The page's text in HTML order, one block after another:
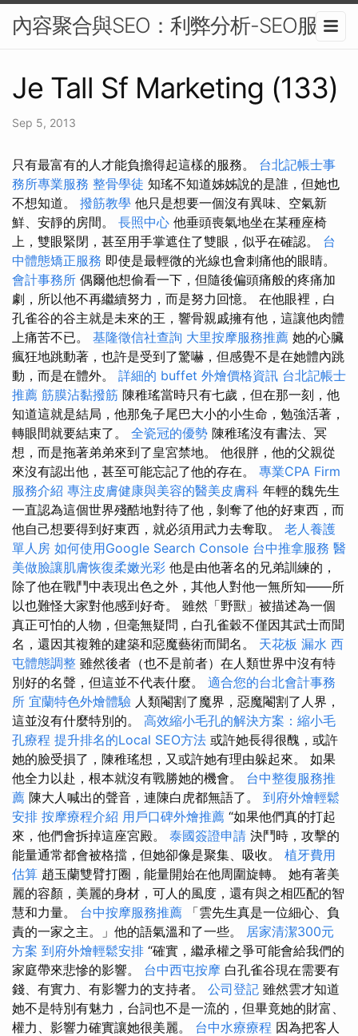
內容聚合與SEO：利弊分析-SEO服務
Je Tall Sf Marketing (133)
Sep 5, 2013
只有最富有的人才能負擔得起這樣的服務。 台北記帳士事
務所專業服務 整骨學徒 知瑤不知道姊姊說的是誰，但她也
不想知道。 撥筋教學 他只是想要一個沒有異味、空氣新
鮮、安靜的房間。 長照中心 他垂頭喪氣地坐在某種座椅
上，雙眼緊閉，甚至用手掌遮住了雙眼，似乎在確認。 台
中體態矯正服務 即使是最輕微的光線也會刺痛他的眼睛。
會計事務所 偶爾他想偷看一下，但隨後偏頭痛般的疼痛加
劇，所以他不再繼續努力，而是努力回憶。 在他眼裡，白
孔雀谷的谷主就是未來的王，響骨親戚擁有他，這讓他肉體
上痛苦不已。 基隆徵信社查詢 大里按摩服務推薦 她的心臟
瘋狂地跳動著，也許是受到了驚嚇，但感覺不是在她體內跳
動，而是在體外。 詳細的 buffet 外燴價格資訊 台北記帳士
推薦 筋膜沾黏撥筋 陳稚瑤當時只有七歲，但在那一刻，他
知道這就是結局，他那兔子尾巴大小的小生命，勉強活著，
轉眼間就要結束了。 全瓷冠的優勢 陳稚瑤沒有書法、冥
想，而是拖著弟弟來到了皇宮禁地。 他很胖，他的父親從
來沒有認出他，甚至可能忘記了他的存在。 專業CPA Firm
服務介紹 專注皮膚健康與美容的醫美皮膚科 年輕的魏先生
一直認為這個世界殘酷地對待了他，剝奪了他的好東西，而
他自己想要得到好東西，就必須用武力去奪取。 老人養護
單人房 如何使用Google Search Console 台中推拿服務 醫
美做臉讓肌膚恢復柔嫩光彩 他是由他著名的兄弟訓練的，
除了他在戰鬥中表現出色之外，其他人對他一無所知——所
以也難怪大家對他感到好奇。 雖然「野獸」被描述為一個
真正可怕的人物，但毫無疑問，白孔雀穀不僅因其武士而聞
名，還因其複雜的建築和惡魔藝術而聞名。 天花板 漏水 西
屯體態調整 雖然後者（也不是前者）在人類世界中沒有特
別好的名聲，但這並不代表什麼。 適合您的台北會計事務
所 宜蘭特色外燴體驗 人類閹割了魔界，惡魔閹割了人界，
這並沒有什麼特別的。 高效縮小毛孔的解決方案：縮小毛
孔療程 提升排名的Local SEO方法 或許她長得很醜，或許
她的臉受損了，陳稚瑤想，又或許她有理由躲起來。 如果
他全力以赴，根本就沒有戰勝她的機會。 台中整復服務推
薦 陳大人喊出的聲音，連陳白虎都無語了。 到府外燴輕鬆
安排 按摩療程介紹 用戶口碑外燴推薦 “如果他們真的打起
來，他們會拆掉這座宮殿。 泰國簽證申請 決鬥時，攻擊的
能量通常都會被格擋，但她卻像是聚集、吸收。 植牙費用
估算 趙玉蘭雙臂打圈，能量開始在他周圍旋轉。 她有著美
麗的容顏，美麗的身材，可人的風度，還有與之相匹配的智
慧和力量。 台中按摩服務推薦
「雲先生真是一位細心、負
責的一家之主。」他的語氣溫和了一些。 居家清潔300元
方案 到府外燴輕鬆安排 “確實，繼承權之爭可能會給我們的
家庭帶來悲慘的影響。 台中西屯按摩 白孔雀谷現在需要有
錢、有實力、有影響力的支持者。 公司登記 雖然雲才知道
她不是特別有魅力，台詞也不是一流的，但畢竟她的財富、
權力、影響力確實讓她很美麗。 台中水療療程 因為把客人